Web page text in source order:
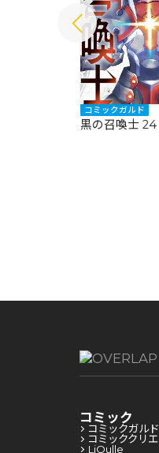
コミックガルド
黒の召喚士 24
コミック
コミックガルド
コミッククリエ
LiQulle